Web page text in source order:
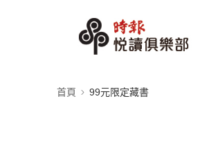
首頁 99元限定藏書